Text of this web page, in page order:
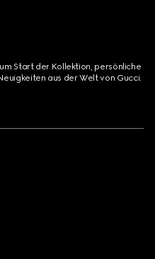
Start der Kollektion, persönliche
aus der Welt von Gucci.